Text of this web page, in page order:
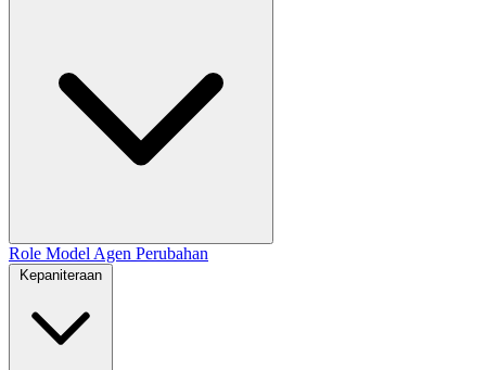
Role Model Agen Perubahan
Kepaniteraan